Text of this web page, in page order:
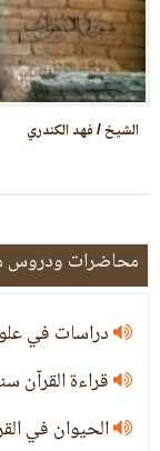
محاضرات ودروس
دراسات في
قراءة القرآن
الحيوان في